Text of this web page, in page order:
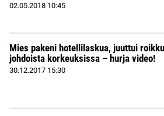
02.05.2018 10:45
Mies pakeni hotellilaskua, juuttui
johdoista korkeuksissa – hurja video!
30.12.2017 15:30